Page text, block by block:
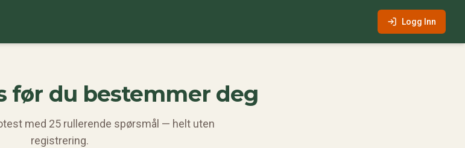
Logg Inn
før du bestemmer deg
med 25 rullerende spørsmål — helt uten
registrering.